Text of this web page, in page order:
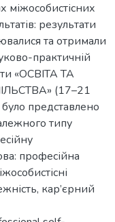
результати
та отримали
практичній
«ОСВІТА ТА
(17–21
представлено
типу
професійна
кар’єрний